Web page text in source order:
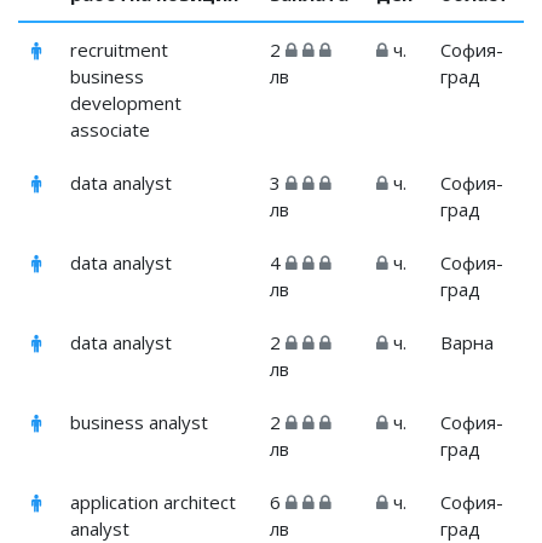
recruitment
business
development
associate
2
лв
ч.
София-
град
data analyst
3
лв
ч.
София-
град
data analyst
4
лв
ч.
София-
град
data analyst
2
лв
ч. Варна
business analyst
2
лв
ч.
София-
град
application architect
analyst
6
лв
ч.
София-
град